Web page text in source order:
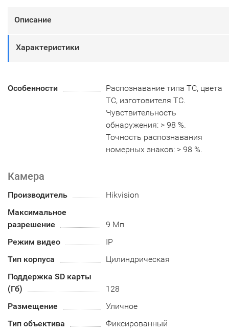
Описание
Характеристики
Особенности
Распознавание типа ТС, цвета
ТС, изготовителя ТС.
Чувствительность
обнаружения: > 98 %.
Точность распознавания
номерных знаков: > 98 %.
Камера
Производитель
Hikvision
Максимальное
разрешение
9 Мп
Режим видео
IP
Тип корпуса
Цилиндрическая
Поддержка SD карты
(Гб)
128
Размещение
Уличное
Тип объектива
Фиксированный